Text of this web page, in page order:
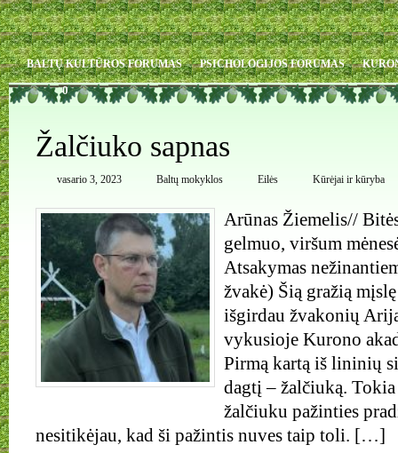
BALTŲ KULTŪROS FORUMAS PSICHOLOGIJOS FORUMAS
0
Žalčiuko sapnas
vasario 3, 2023 Baltų mokyklos Eilės Kūrėjai ir kūryba
Arūnas Žiemelis//
gelmuo, viršum
Atsakymas
žvakė) Šią gražią
išgirdau žvakonių
vykusioje Kurono
Pirmą kartą iš lininių
dagtį – žalčiuką.
žalčiuku pažinties
nesitikėjau, kad ši pažintis nuves taip toli. […]